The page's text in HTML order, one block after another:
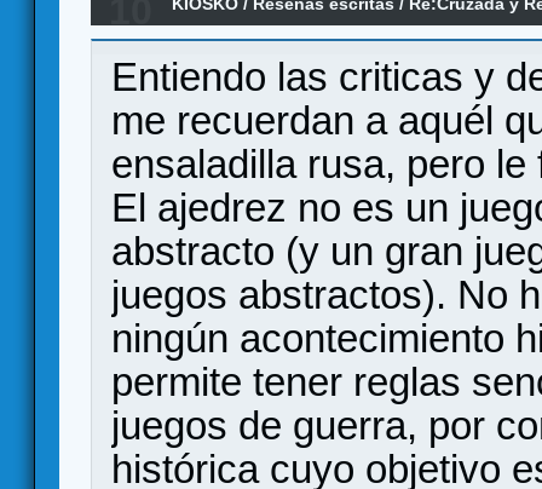
Entiendo las criticas y
me recuerdan a aquél
ensaladilla rusa, pero
El ajedrez no es un
abstracto (y un gran
juegos abstractos). No
ningún acontecimiento
permite tener reglas
juegos de guerra, por
histórica cuyo objetivo